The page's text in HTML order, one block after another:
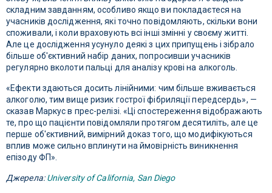
складним завданням, особливо якщо ви покладаєтеся на
учасників дослідження, які точно повідомляють, скільки вони
споживали, і коли враховують всі інші змінні у своєму житті.
Але це дослідження усунуло деякі з цих припущень і зібрало
більше об'єктивний набір даних, попросивши учасників
регулярно вколоти пальці для аналізу крові на алкоголь.
«Ефекти здаються досить лінійними: чим більше вживається
алкоголю, тим вище ризик гострої фібриляції передсердь», —
сказав Маркус в прес-релізі. «Ці спостереження відображають
те, про що пацієнти повідомляли протягом десятиліть, але це
перше об'єктивний, вимірний доказ того, що модифікуються
вплив може сильно вплинути на ймовірність виникнення
епізоду ФП».
Джерела:University of California, San Diego